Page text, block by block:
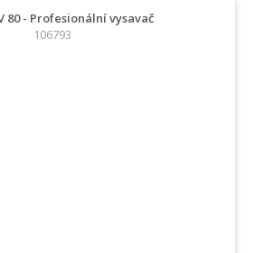
80 - Profesionální vysavač
106793